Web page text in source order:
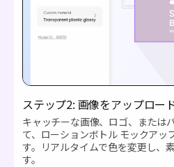
ステップ2: 画像をアップロー
キャッチーな画像、ロゴ、または
て、ローションボトル モックアッ
す。リアルタイムで色を変更し、
す。